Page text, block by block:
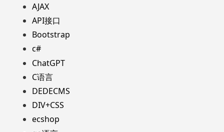
AJAX
API接口
Bootstrap
c#
ChatGPT
C语言
DEDECMS
DIV+CSS
ecshop